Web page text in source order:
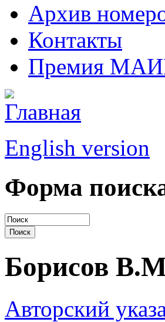
Архив
Контакты
Премия
English version
Форма
Борисов
Авторский